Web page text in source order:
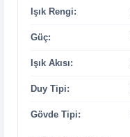
Işık Rengi:
Güç:
Işık Akısı:
Duy Tipi:
Gövde Tipi: